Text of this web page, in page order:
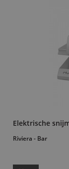
Elektrische
Riviera - Bar